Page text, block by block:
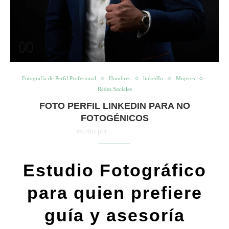
Fotografía de Perfil Profesional Hombres linkedIn
Mujeres
Redes Sociales
FOTO PERFIL LINKEDIN PARA NO
FOTOGÉNICOS
escrito por
Estudio Fotográfico
para quien prefiere
guía y asesoría